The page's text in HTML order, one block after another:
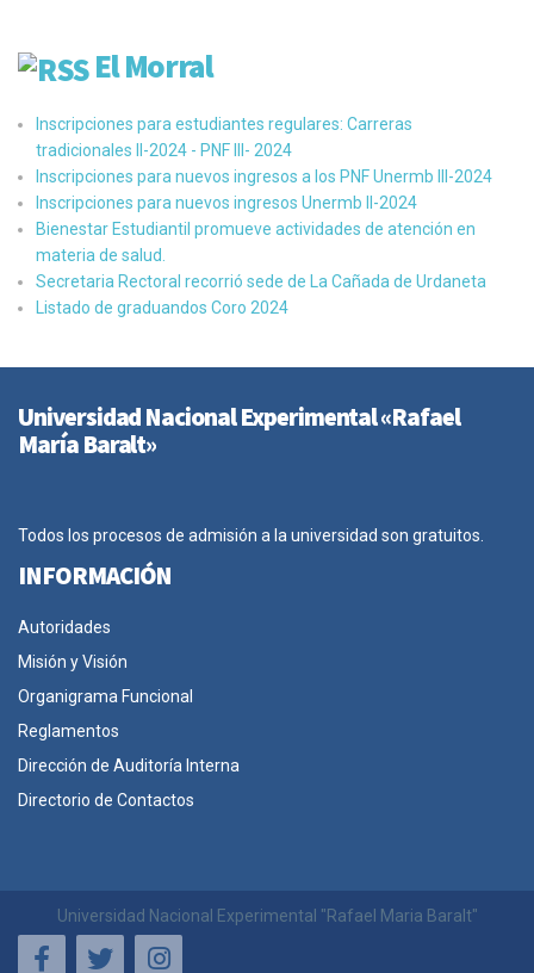
El Morral
Inscripciones para estudiantes regulares: Carreras
tradicionales II-2024 - PNF III- 2024
Inscripciones para nuevos ingresos a los PNF Unermb III-2024
Inscripciones para nuevos ingresos Unermb II-2024
Bienestar Estudiantil promueve actividades de atención en
materia de salud.
Secretaria Rectoral recorrió sede de La Cañada de Urdaneta
Listado de graduandos Coro 2024
Universidad Nacional Experimental «Rafael
María Baralt»
Todos los procesos de admisión a la universidad son gratuitos.
INFORMACIÓN
Autoridades
Misión y Visión
Organigrama Funcional
Reglamentos
Dirección de Auditoría Interna
Directorio de Contactos
Universidad Nacional Experimental "Rafael Maria Baralt"